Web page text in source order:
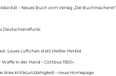
– Neues Buch vom Verlag „Die Buchmacherei“
Deutschlandfunk:
Laues Lüftchen statt Heißer Herbst
in der Hand – Cottbus 1920«.
linke Kritik(un)dähigkeit – neue Homepage